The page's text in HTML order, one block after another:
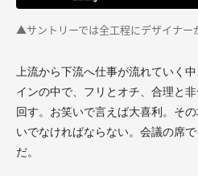
▲サントリーでは全工程にデザイナー
上流から下流へ仕事が流れていく
インの中で、フリとオチ、合理と
回す。お笑いで言えば大喜利。そ
いでなければならない。会議の席
だ。